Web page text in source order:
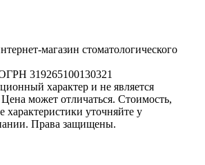
магазин стоматологического
319265100130321
характер и не является
может отличаться. Стоимость,
уточняйте у
Права защищены.